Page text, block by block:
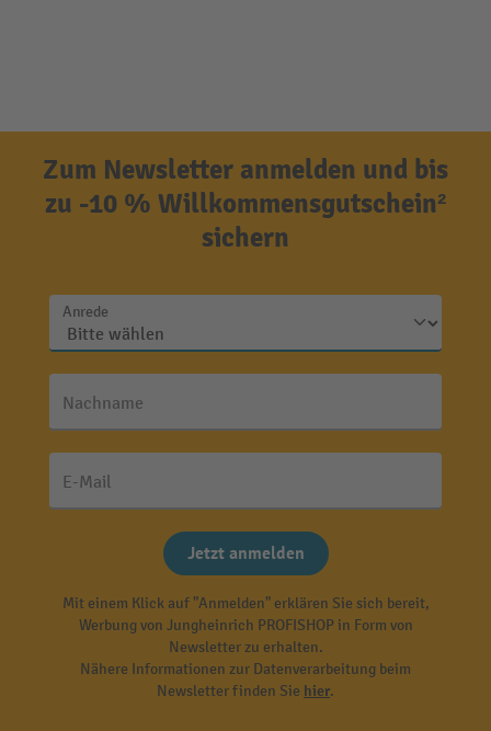
Zum Newsletter anmelden und bis
zu -10 % Willkommensgutschein²
sichern
Anrede
Nachname
E-Mail
Jetzt anmelden
Mit einem Klick auf "Anmelden" erklären Sie sich bereit,
Werbung von Jungheinrich PROFISHOP in Form von
Newsletter zu erhalten.
Nähere Informationen zur Datenverarbeitung beim
Newsletter finden Sie hier.